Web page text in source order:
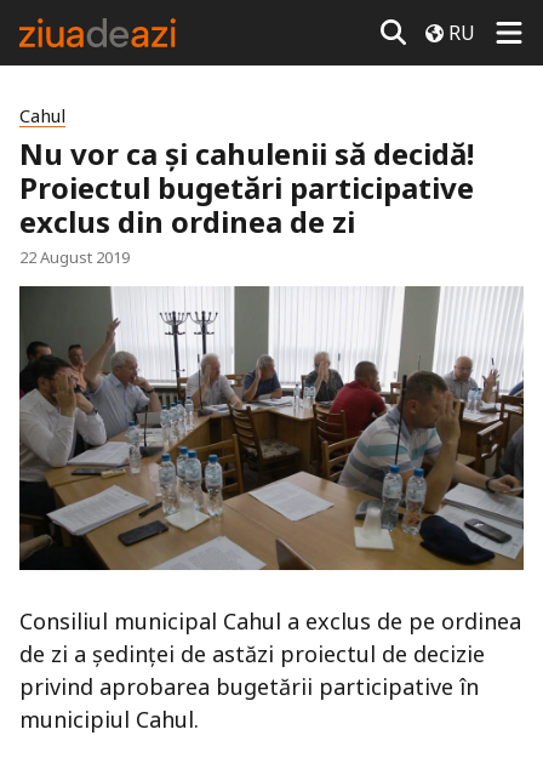
RU
Cahul
Nu vor ca și cahulenii să decidă!
Proiectul bugetări participative
exclus din ordinea de zi
22 August 2019
Consiliul municipal Cahul a exclus de pe ordinea
de zi a ședinței de astăzi proiectul de decizie
privind aprobarea bugetării participative în
municipiul Cahul.